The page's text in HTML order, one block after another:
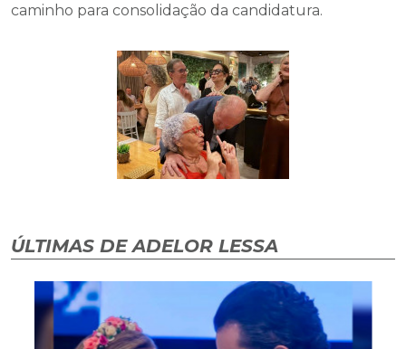
caminho para consolidação da candidatura.
ÚLTIMAS DE ADELOR LESSA